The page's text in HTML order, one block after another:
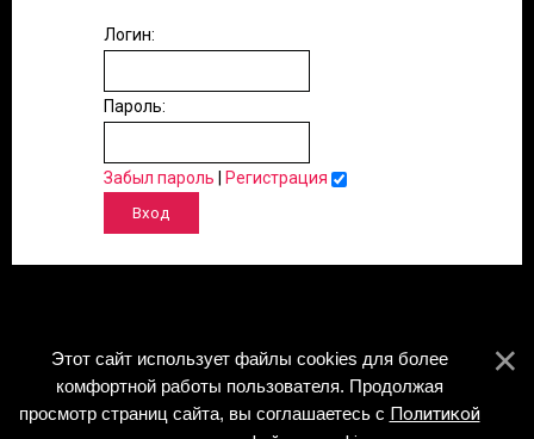
Логин:
Пароль:
Забыл пароль Регистрация
Этот сайт использует файлы cookies для более
комфортной работы пользователя. Продолжая
просмотр страниц сайта, вы соглашаетесь с Политикой